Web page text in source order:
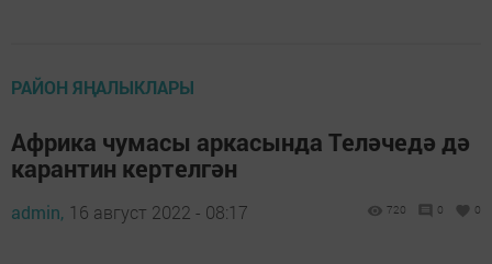
РАЙОН ЯҢАЛЫКЛАРЫ
Африка чумасы аркасында Теләчедә дә
карантин кертелгән
admin, 16 август 2022 - 08:17 720 0 0